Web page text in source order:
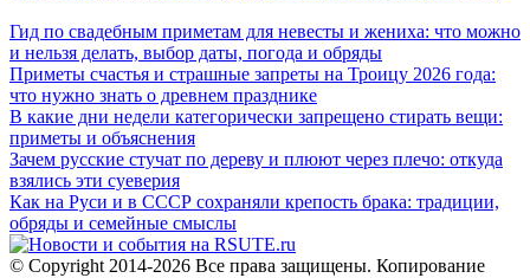
Гид по свадебным приметам для невесты и жениха: что можно
и нельзя делать, выбор даты, погода и обряды
Приметы счастья и страшные запреты на Троицу 2026 года:
что нужно знать о древнем празднике
В какие дни недели категорически запрещено стирать вещи:
приметы и объяснения
Зачем русские стучат по дереву и плюют через плечо: откуда
взялись эти суеверия
Как на Руси и в СССР сохраняли крепость брака: традиции,
обряды и семейные смыслы
© Copyright 2014-2026 Все права защищены. Копирование